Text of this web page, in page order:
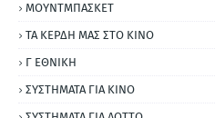
ΜΟΥΝΤΜΠΑΣΚΕΤ
ΤΑ ΚΕΡΔΗ ΜΑΣ ΣΤΟ ΚΙΝΟ
Γ ΕΘΝΙΚΗ
ΣΥΣΤΗΜΑΤΑ ΓΙΑ ΚΙΝΟ